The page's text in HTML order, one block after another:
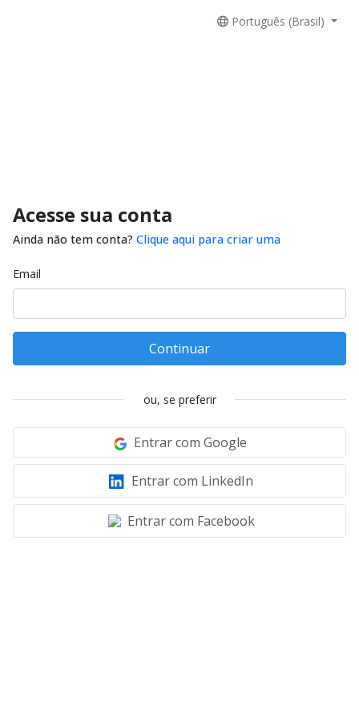
Português (Brasil)
Acesse sua conta
Ainda não tem conta? Clique aqui para criar uma
Email
Continuar
ou, se preferir
Entrar com Google
Entrar com LinkedIn
Entrar com Facebook